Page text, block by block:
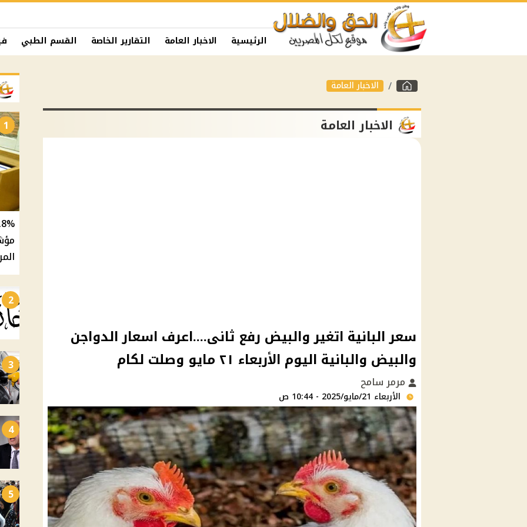
الرئيسية الاخبار العامة التقارير الخاصة القسم الطبي
الاخبار العامة
الاخبار العامة
سعر البانية اتغير والبيض رفع ثانى....اعرف اسعار الدواجن
والبيض والبانية اليوم الأربعاء ٢١ مايو وصلت لكام
مرمر سامح
الأربعاء 21/مايو/2025 - 10:44 ص
1
2
3
4
5